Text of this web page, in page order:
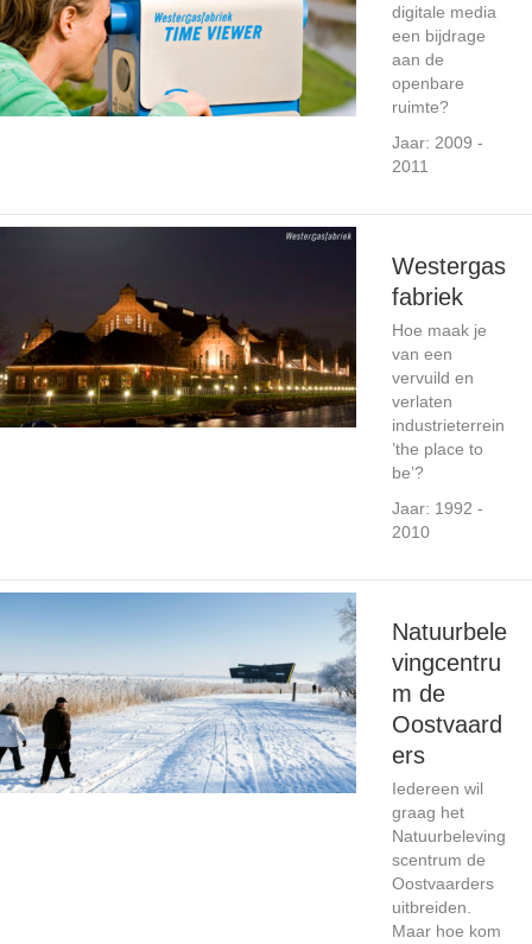
digitale media
een bijdrage
aan de
openbare
ruimte?
Jaar: 2009 -
2011
Westergas
fabriek
Hoe maak je
van een
vervuild en
verlaten
industrieterrein
’the place to
be’?
Jaar: 1992 -
2010
Natuurbele
vingcentru
m de
Oostvaard
ers
Iedereen wil
graag het
Natuurbeleving
scentrum de
Oostvaarders
uitbreiden.
Maar hoe kom